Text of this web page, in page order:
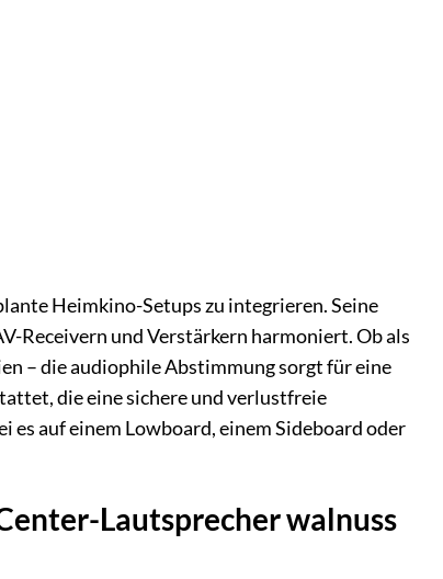
Heimkino-Setups zu integrieren. Seine
Receivern und Verstärkern harmoniert. Ob als
– die audiophile Abstimmung sorgt für eine
die eine sichere und verlustfreie
auf einem Lowboard, einem Sideboard oder
Lautsprecher walnuss